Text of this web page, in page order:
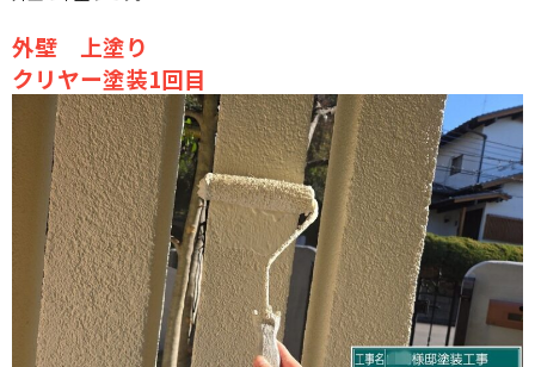
外壁 上塗り
クリヤー塗装1回目